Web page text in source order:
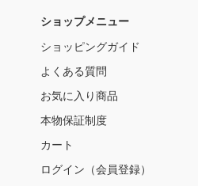
ショップメニュー
ショッピングガイド
よくある質問
お気に入り商品
本物保証制度
カート
ログイン（会員登録）